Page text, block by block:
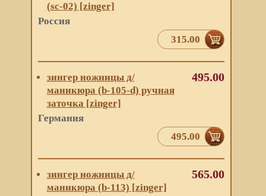
(sc-02) [zinger]
Россия
315.00
зингер ножницы д/
маникюра (b-105-d) ручная
заточка [zinger]
Германия
495.00
495.00
зингер ножницы д/
маникюра (b-113) [zinger]
565.00